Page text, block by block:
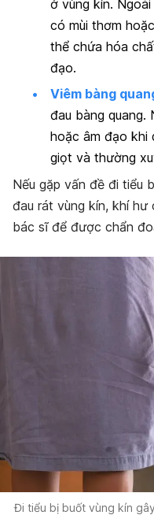
ở vùng kín.
có mùi thơm
thể chứa hóa
đạo.
Viêm bàng
đau bàng quang.
hoặc âm đạo khi
giọt và thường
Nếu gặp vấn đề đi tiểu
đau rát vùng kín, khí hư
bác sĩ để được chẩn
Đi tiểu bị buốt vùng kín